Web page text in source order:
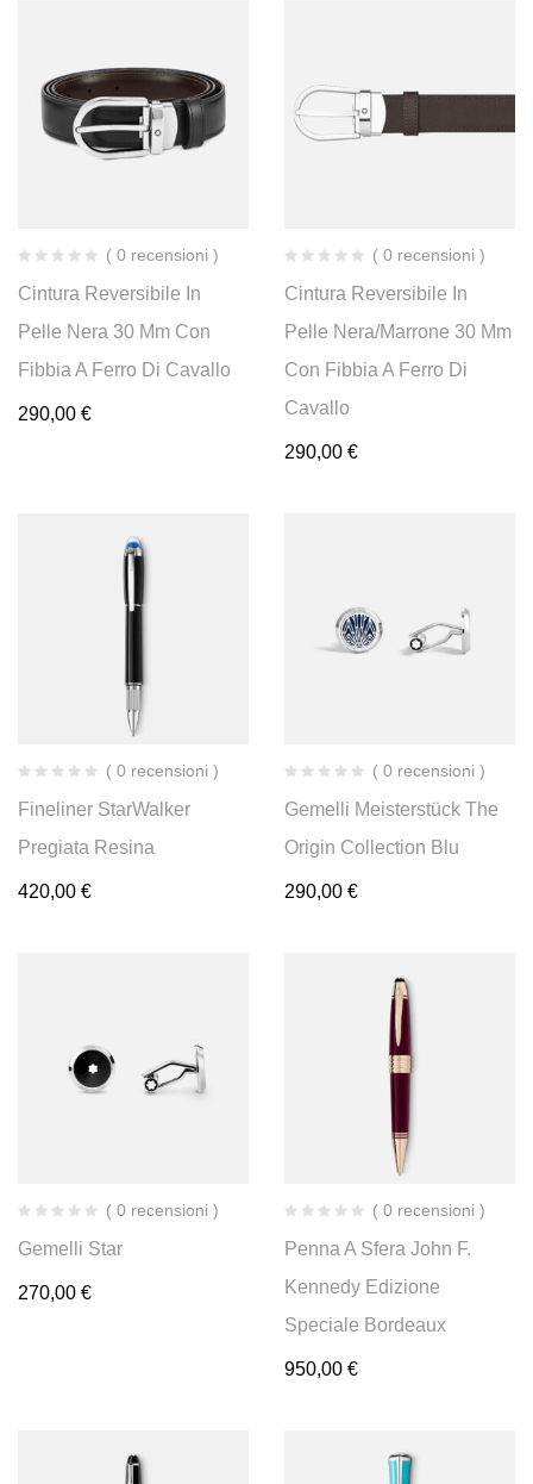
( 0 recensioni )
Cintura Reversibile In
Pelle Nera 30 Mm Con
Fibbia A Ferro Di Cavallo
290,00 €
( 0 recensioni )
Cintura Reversibile In
Pelle Nera/marrone 30 Mm
Con Fibbia A Ferro Di
Cavallo
290,00 €
( 0 recensioni )
Fineliner StarWalker
Pregiata Resina
420,00 €
( 0 recensioni )
Gemelli Meisterstück The
Origin Collection Blu
290,00 €
( 0 recensioni )
Gemelli Star
270,00 €
( 0 recensioni )
Penna A Sfera John F.
Kennedy Edizione
Speciale Bordeaux
950,00 €